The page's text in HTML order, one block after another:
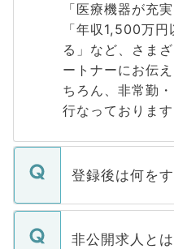
「医療機器が充
「年収1,500万
る」など、さま
ートナーにお伝
ちろん、非常勤
行なっております
登録後は何を
ご登録いただき
登録内容を確認
非公開求人と